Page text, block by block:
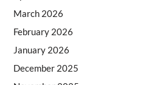
March 2026
February 2026
January 2026
December 2025